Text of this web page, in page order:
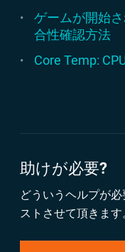
ゲームが開始
合性確認方法
Core Temp:
助けが必要?
どういうヘルプが
ストさせて頂きます